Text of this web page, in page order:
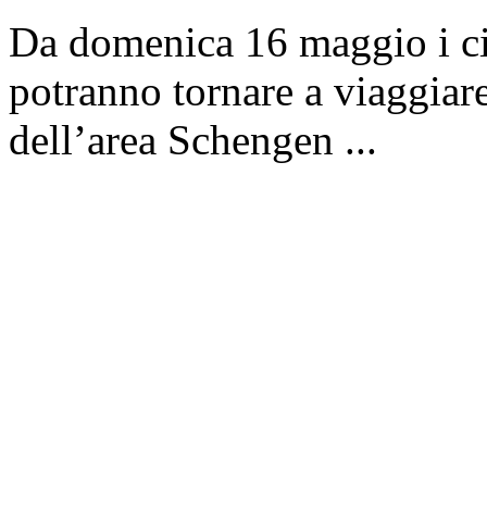
Da domenica 16 maggio i
potranno tornare a
dell’area Schengen ...